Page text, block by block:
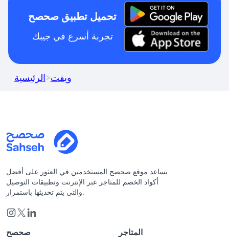
تحميل تطبيق صحصح
تجربة أسرع في جيبك
الرئيسية>ويفت
يساعد موقع صحصح المستخدمين في العثور على أفضل
أكواد الخصم للمتاجر عبر الإنترنت وتطبيقات التوصيل
والتي يتم تحديثها باستمرار.
صحصح المتاجر